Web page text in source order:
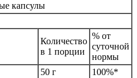
капсулы
Количество
в 1 порции
% от
суточной
нормы
50 г
100%*